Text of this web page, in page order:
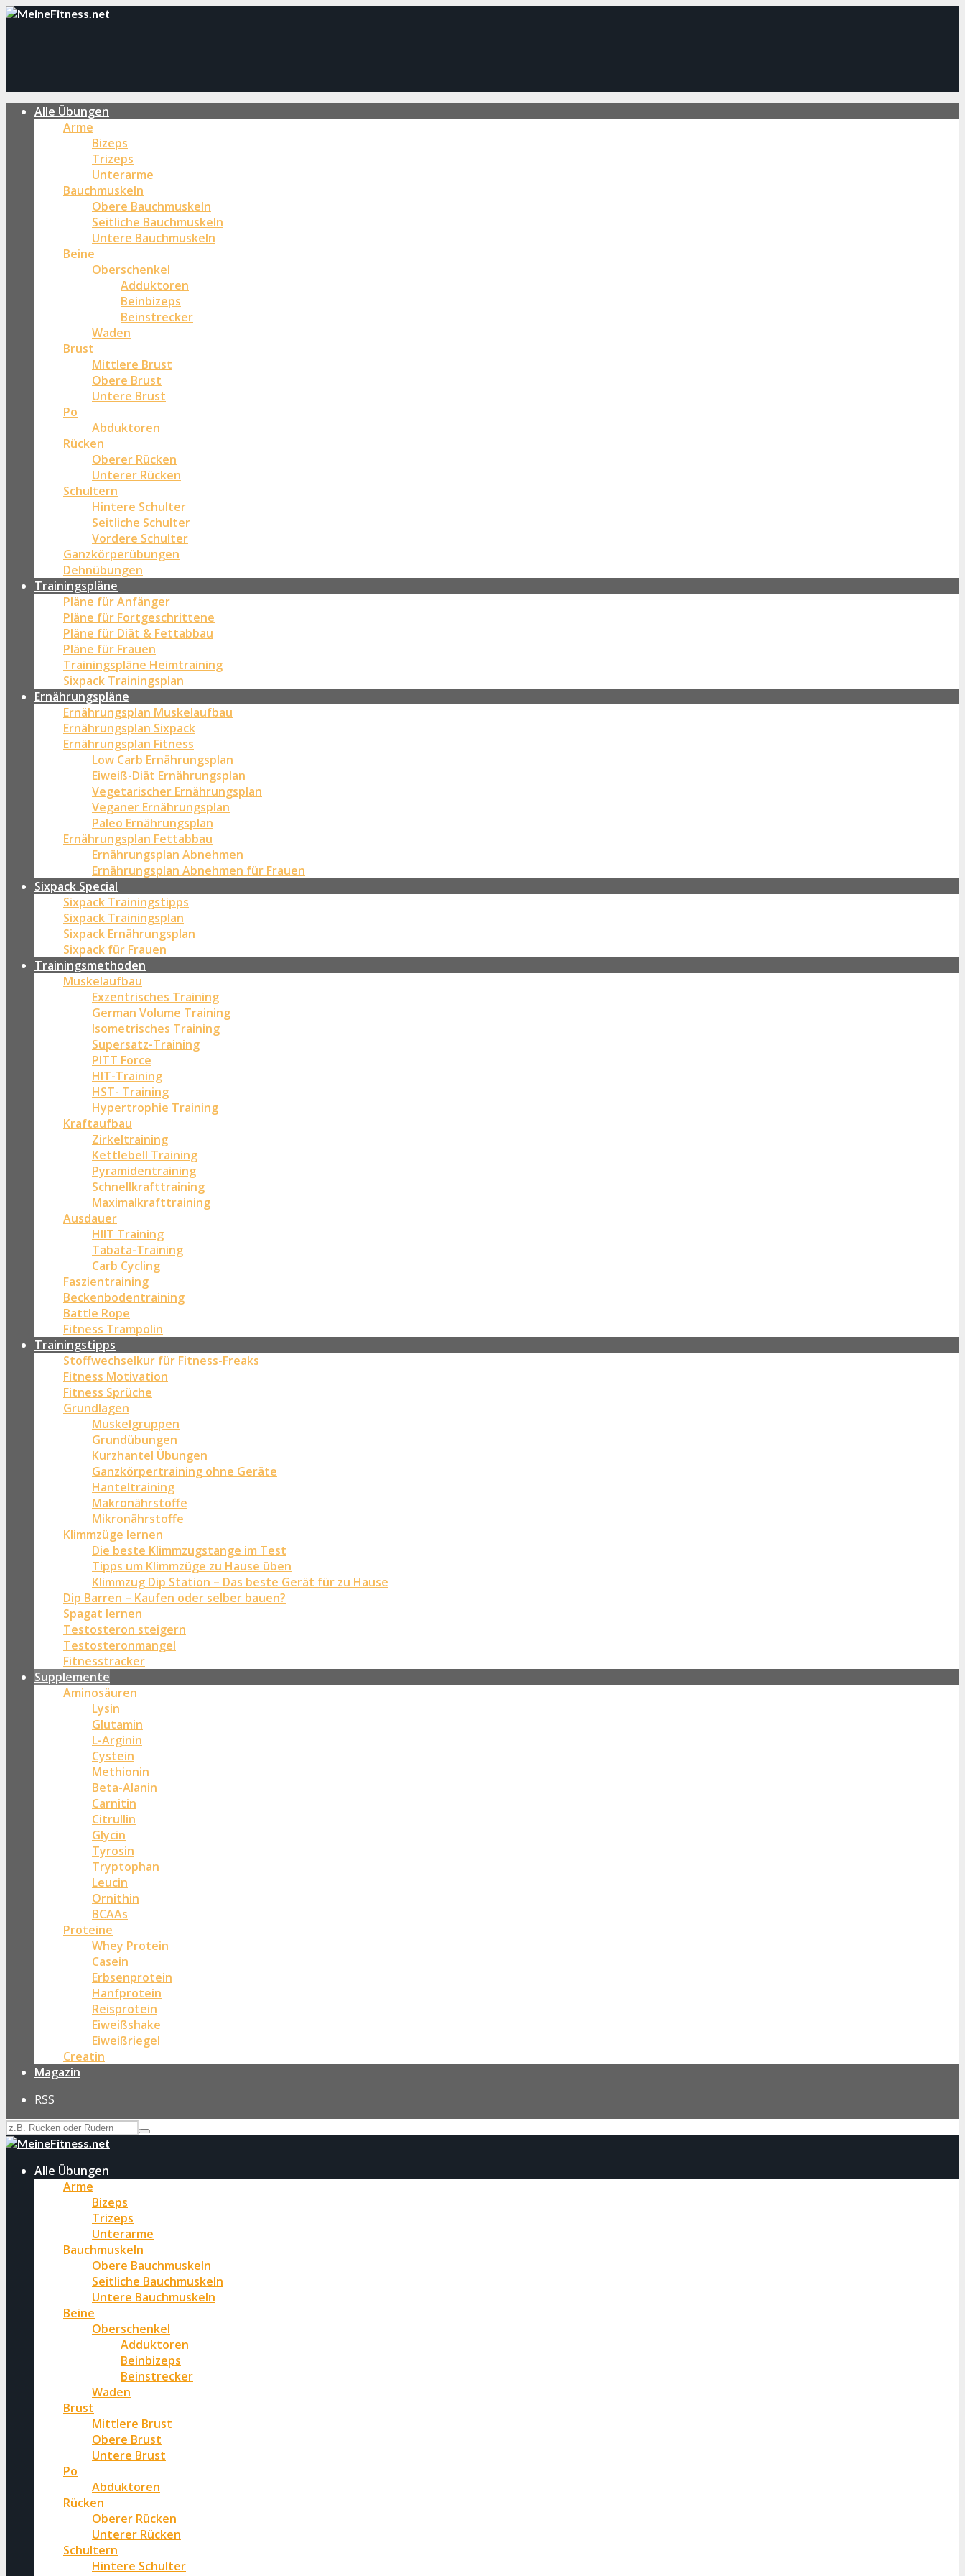
Alle Übungen
Arme
Bizeps
Trizeps
Unterarme
Bauchmuskeln
Obere Bauchmuskeln
Seitliche Bauchmuskeln
Untere Bauchmuskeln
Beine
Oberschenkel
Adduktoren
Beinbizeps
Beinstrecker
Waden
Brust
Mittlere Brust
Obere Brust
Untere Brust
Po
Abduktoren
Rücken
Oberer Rücken
Unterer Rücken
Schultern
Hintere Schulter
Seitliche Schulter
Vordere Schulter
Ganzkörperübungen
Dehnübungen
Trainingspläne
Pläne für Anfänger
Pläne für Fortgeschrittene
Pläne für Diät & Fettabbau
Pläne für Frauen
Trainingspläne Heimtraining
Sixpack Trainingsplan
Ernährungspläne
Ernährungsplan Muskelaufbau
Ernährungsplan Sixpack
Ernährungsplan Fitness
Low Carb Ernährungsplan
Eiweiß-Diät Ernährungsplan
Vegetarischer Ernährungsplan
Veganer Ernährungsplan
Paleo Ernährungsplan
Ernährungsplan Fettabbau
Ernährungsplan Abnehmen
Ernährungsplan Abnehmen für Frauen
Sixpack Special
Sixpack Trainingstipps
Sixpack Trainingsplan
Sixpack Ernährungsplan
Sixpack für Frauen
Trainingsmethoden
Muskelaufbau
Exzentrisches Training
German Volume Training
Isometrisches Training
Supersatz-Training
PITT Force
HIT-Training
HST- Training
Hypertrophie Training
Kraftaufbau
Zirkeltraining
Kettlebell Training
Pyramidentraining
Schnellkrafttraining
Maximalkrafttraining
Ausdauer
HIIT Training
Tabata-Training
Carb Cycling
Faszientraining
Beckenbodentraining
Battle Rope
Fitness Trampolin
Trainingstipps
Stoffwechselkur für Fitness-Freaks
Fitness Motivation
Fitness Sprüche
Grundlagen
Muskelgruppen
Grundübungen
Kurzhantel Übungen
Ganzkörpertraining ohne Geräte
Hanteltraining
Makronährstoffe
Mikronährstoffe
Klimmzüge lernen
Die beste Klimmzugstange im Test
Tipps um Klimmzüge zu Hause üben
Klimmzug Dip Station – Das beste Gerät für zu Hause
Dip Barren – Kaufen oder selber bauen?
Spagat lernen
Testosteron steigern
Testosteronmangel
Fitnesstracker
Supplemente
Aminosäuren
Lysin
Glutamin
L-Arginin
Cystein
Methionin
Beta-Alanin
Carnitin
Citrullin
Glycin
Tyrosin
Tryptophan
Leucin
Ornithin
BCAAs
Proteine
Whey Protein
Casein
Erbsenprotein
Hanfprotein
Reisprotein
Eiweißshake
Eiweißriegel
Creatin
Magazin
RSS
Alle Übungen
Arme
Bizeps
Trizeps
Unterarme
Bauchmuskeln
Obere Bauchmuskeln
Seitliche Bauchmuskeln
Untere Bauchmuskeln
Beine
Oberschenkel
Adduktoren
Beinbizeps
Beinstrecker
Waden
Brust
Mittlere Brust
Obere Brust
Untere Brust
Po
Abduktoren
Rücken
Oberer Rücken
Unterer Rücken
Schultern
Hintere Schulter